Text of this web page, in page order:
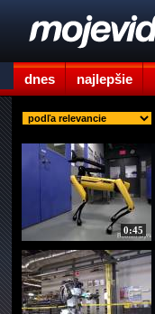
dnes najlepšie
0:45